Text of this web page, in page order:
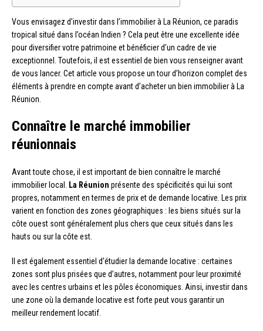
Vous envisagez d’investir dans l’immobilier à La Réunion, ce paradis
tropical situé dans l’océan Indien ? Cela peut être une excellente idée
pour diversifier votre patrimoine et bénéficier d’un cadre de vie
exceptionnel. Toutefois, il est essentiel de bien vous renseigner avant
de vous lancer. Cet article vous propose un tour d’horizon complet des
éléments à prendre en compte avant d’acheter un bien immobilier à La
Réunion.
Connaître le marché immobilier
réunionnais
Avant toute chose, il est important de bien connaître le marché
immobilier local. La Réunion présente des spécificités qui lui sont
propres, notamment en termes de prix et de demande locative. Les prix
varient en fonction des zones géographiques : les biens situés sur la
côte ouest sont généralement plus chers que ceux situés dans les
hauts ou sur la côte est.
Il est également essentiel d’étudier la demande locative : certaines
zones sont plus prisées que d’autres, notamment pour leur proximité
avec les centres urbains et les pôles économiques. Ainsi, investir dans
une zone où la demande locative est forte peut vous garantir un
meilleur rendement locatif.